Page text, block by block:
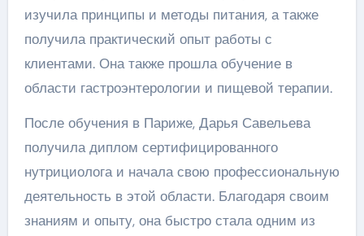
изучила принципы и методы питания, а также
получила практический опыт работы с
клиентами. Она также прошла обучение в
области гастроэнтерологии и пищевой терапии.
После обучения в Париже, Дарья Савельева
получила диплом сертифицированного
нутрициолога и начала свою профессиональную
деятельность в этой области. Благодаря своим
знаниям и опыту, она быстро стала одним из